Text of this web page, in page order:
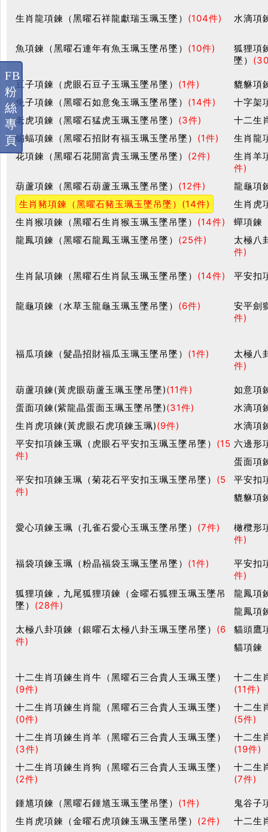
生肖龍項鍊（黑曜石祥龍獻瑞玉珮玉墜） (104件) 水滴項
魚項鍊（黑曜石連年有魚玉珮玉墜吊墜） (10件)
狐狸項
墜）
豆子項鍊（虎眼石豆子玉珮玉墜吊墜） (1件)
貔貅項
兔子項鍊（黑曜石如意兔玉珮玉墜吊墜） (14件)
十字架
老虎項鍊（黑曜石猛虎玉珮玉墜吊墜） (3件)
十二生
蝙蝠項鍊（黑曜石招財有福玉珮玉墜吊墜） (1件)
生肖龍
花項鍊（黑曜石花開富貴玉珮玉墜吊墜） (2件)
生肖羊
件)
葫蘆項鍊（黑曜石葫蘆玉珮玉墜吊墜） (12件)
龍龜項
生肖豬項鍊（黑曜石豬玉珮玉墜吊墜） (14件)
生肖虎
生肖猴項鍊（黑曜石生肖猴玉珮玉墜吊墜） (14件)
蟬項鍊
龍鳳項鍊（黑曜石龍鳳玉珮玉墜吊墜） (25件)
太極八
件)
生肖鼠項鍊（黑曜石生肖鼠玉珮玉墜吊墜） (14件) 平安扣
龍龜項鍊（水草玉龍龜玉珮玉墜吊墜） (6件)
安平劍
件)
福瓜項鍊（髮晶招財福瓜玉珮玉墜吊墜） (1件)
太極八
件)
葫蘆項鍊(黃虎眼葫蘆玉珮玉墜吊墜)(11件)
如意項
蛋面項鍊(紫龍晶蛋面玉珮玉墜吊墜)(31件)
水滴項
生肖虎項鍊(黃虎眼石虎項鍊玉珮)(9件)
水滴項
平安扣項鍊玉珮（虎眼石平安扣玉珮玉墜吊墜） (15
件)
六邊形
蛋面項
平安扣項鍊玉珮（菊花石平安扣玉珮玉墜吊墜） (5
件)
平安扣
貔貅項
愛心項鍊玉珮（孔雀石愛心玉珮玉墜吊墜） (7件)
橄欖形
件)
福袋項鍊玉珮（粉晶福袋玉珮玉墜吊墜） (1件)
平安扣
件)
狐狸項鍊，九尾狐狸項鍊（金曜石狐狸玉珮玉墜吊
墜） (28件)
龍鳳項
龍鳳項
太極八卦項鍊（銀曜石太極八卦玉珮玉墜吊墜） (6
件)
貓頭鷹
貓項鍊
十二生肖項鍊生肖牛（黑曜石三合貴人玉珮玉墜）
(9件)
十二生
(11件)
十二生肖項鍊生肖龍（黑曜石三合貴人玉珮玉墜）
(0件)
十二生
(5件)
十二生肖項鍊生肖羊（黑曜石三合貴人玉珮玉墜）
(3件)
十二生
(19件)
十二生肖項鍊生肖狗（黑曜石三合貴人玉珮玉墜）
(2件)
十二生
(7件)
鍾馗項鍊（黑曜石鍾馗玉珮玉墜吊墜） (1件)
鬼谷子
生肖虎項鍊（金曜石虎項鍊玉珮玉墜吊墜） (2件) 十二生
FB
粉
絲
專
頁